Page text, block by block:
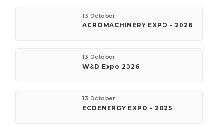
13 October
AGROMACHINERY EXPO - 2026
13 October
W&D Expo 2026
13 October
ECOENERGY EXPO - 2025